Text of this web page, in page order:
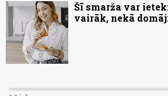
Šī smarža var
vairāk, nekā